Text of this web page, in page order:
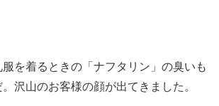
を着るときの「ナフタリン」の臭いも
沢山のお客様の顔が出てきました。